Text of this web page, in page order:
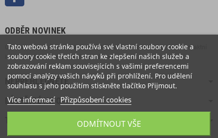
ODBĚR NOVINEK
Odběr novinek můžete kdykoliv zrušit. Pokud to chcete udělat, naše kontaktní
informace naleznete v právním oznámení.
NEPŘEHLÉDNĚTE
DŮLEŽITÉ INFO
Tato webová stránka používá své vlastní soubory cookie a
soubory cookie třetích stran ke zlepšení našich služeb a
zobrazování reklam souvisejících s vašimi preferencemi
pomocí analýzy vašich návyků při prohlížení. Pro udělení
souhlasu s jeho použitím stiskněte tlačítko Přijmout.
Více informací Přizpůsobení cookies
ODMÍTNOUT VŠE